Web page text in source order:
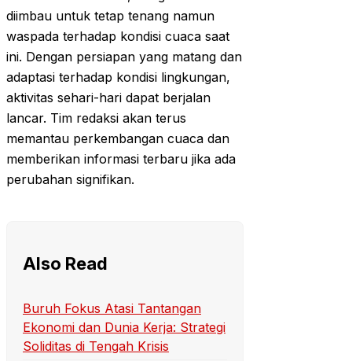
diimbau untuk tetap tenang namun
waspada terhadap kondisi cuaca saat
ini. Dengan persiapan yang matang dan
adaptasi terhadap kondisi lingkungan,
aktivitas sehari-hari dapat berjalan
lancar. Tim redaksi akan terus
memantau perkembangan cuaca dan
memberikan informasi terbaru jika ada
perubahan signifikan.
Also Read
Buruh Fokus Atasi Tantangan
Ekonomi dan Dunia Kerja: Strategi
Soliditas di Tengah Krisis